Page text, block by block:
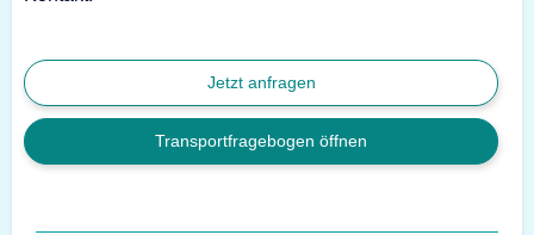
Jetzt anfragen
Transportfragebogen öffnen